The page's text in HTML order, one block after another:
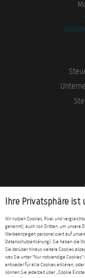
Ihre Privatsphäre ist
Wir nutzen Cookies, Pixel und
genannt), auch von Dritten, um unsere
Werbeanzeigen personalisiert auf
Datenschutzerklärung). Sie haben die
Sie darüber hinaus weitere Cookies
was Sie unter "Nur notwendige
entweder für alle Cookies erklären,
können Sie jederzeit über „Cookie